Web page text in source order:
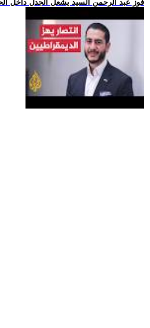
.. فوز عبد الرحمن السيد يشعل الجدل داخل